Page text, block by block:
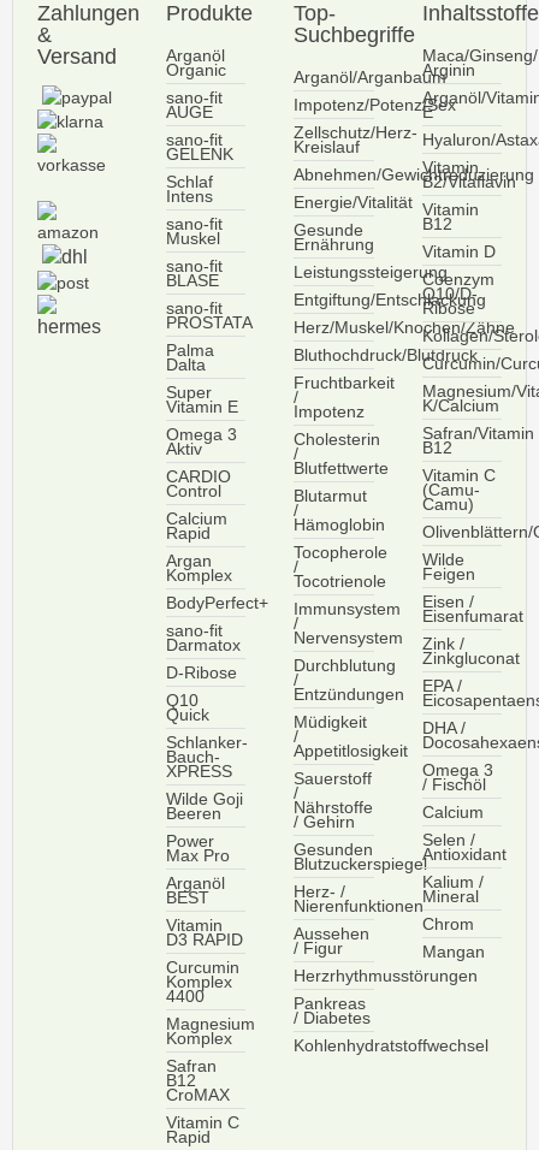
Zahlungen
&
Versand
Produkte
Arganöl
Organic
sano-fit
AUGE
sano-fit
GELENK
Schlaf
Intens
sano-fit
Muskel
sano-fit
BLASE
sano-fit
PROSTATA
Palma
Dalta
Super
Vitamin E
Omega 3
Aktiv
CARDIO
Control
Calcium
Rapid
Argan
Komplex
BodyPerfect+
sano-fit
Darmatox
D-Ribose
Q10
Quick
Schlanker-
Bauch-
XPRESS
Wilde Goji
Beeren
Power
Max Pro
Arganöl
BEST
Vitamin
D3 RAPID
Curcumin
Komplex
4400
Magnesium
Komplex
Safran
B12
CroMAX
Vitamin C
Rapid
Top-
Suchbegriffe
Arganöl/Arganbaum
Impotenz/Potenz/Sex
Zellschutz/Herz-
Kreislauf
Abnehmen/Gewichtreduzierung
Energie/Vitalität
Gesunde
Ernährung
Leistungssteigerung
Entgiftung/Entschlackung
Herz/Muskel/Knochen/Zähne
Bluthochdruck/Blutdruck
Fruchtbarkeit
/
Impotenz
Cholesterin
/
Blutfettwerte
Blutarmut
/
Hämoglobin
Tocopherole
/
Tocotrienole
Immunsystem
/
Nervensystem
Durchblutung
/
Entzündungen
Müdigkeit
/
Appetitlosigkeit
Sauerstoff
/
Nährstoffe
/ Gehirn
Gesunden
Blutzuckerspiegel
Herz- /
Nierenfunktionen
Aussehen
/ Figur
Herzrhythmusstörungen
Pankreas
/ Diabetes
Kohlenhydratstoffwechsel
Inhaltsstoffe
Maca/
Arginin
Arganöl/
E
Hyaluron/
Vitamin
B2/Vitaflavin
Vitamin
B12
Vitamin D
Coenzym
Q10/D-
Ribose
Kollagen/
Curcumin/
Magnesium/
K/Calcium
Safran/Vitamin
B12
Vitamin C
(Camu-
Camu)
Olivenblättern/
Wilde
Feigen
Eisen /
Eisenfumarat
Zink /
Zinkgluconat
EPA /
DHA /
Omega 3
/ Fischöl
Calcium
Selen /
Antioxidant
Kalium /
Mineral
Chrom
Mangan